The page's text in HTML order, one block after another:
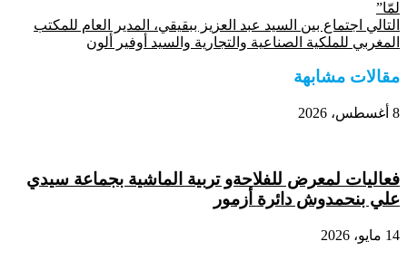
لمّا”
التالي اجتماع بين السيد عبد العزيز ببقيقي، المدير العام للمكتب
المغربي للملكية الصناعية والتجارية والسيد أوفير ألون
مقالات مشابهة
8 أغسطس، 2026
فعاليات لمعرض للفلاحةو تربية الماشية بجماعة سيدي
علي بنحمدوش دائرة أزمور
14 مايو، 2026